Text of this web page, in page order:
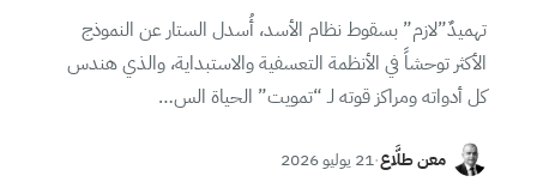
تهميدٌ”لازم” بسقوط نظام الأسد، أُسدل الستار عن النموذج
الأكثر توحشاً في الأنظمة التعسفية والاستبداية، والذي هندس
كل أدواته ومراكز قوته لـ “تمويت” الحياة الس…
معن طلَّاع·21 يوليو 2026